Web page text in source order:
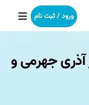
ورود / ثبت نام
جهرمی و